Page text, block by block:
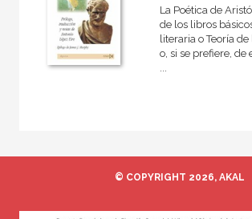
MATERIAS
Actual
La Poética de
de los libros
literaria o Teoría
o, si se prefiere, de
...
© COPYRIGHT 2026, AKAL